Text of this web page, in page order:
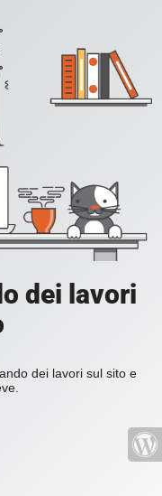
dei lavori
dei lavori sul sito e